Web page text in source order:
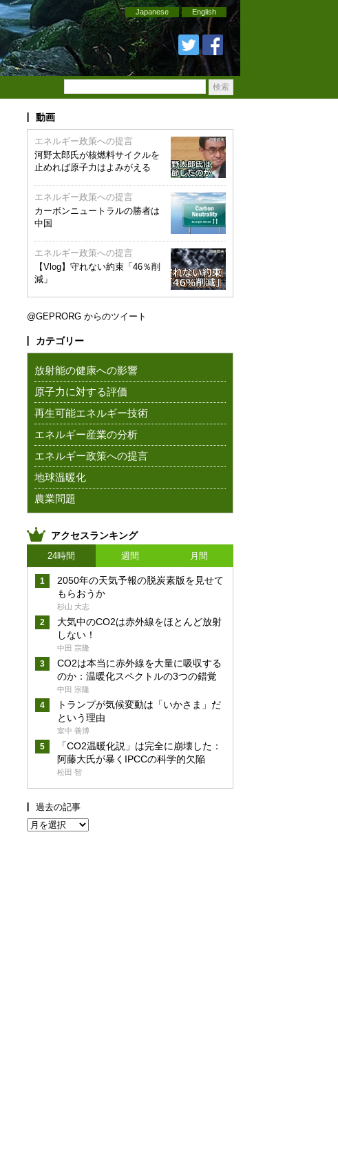
Japanese English
動画
エネルギー政策への提言
河野太郎氏が核燃料サイクルを
止めれば原子力はよみがえる
エネルギー政策への提言
カーボンニュートラルの勝者は
中国
エネルギー政策への提言
【Vlog】守れない約束「46％削
減」
@GEPRORG からのツイート
カテゴリー
放射能の健康への影響
原子力に対する評価
再生可能エネルギー技術
エネルギー産業の分析
エネルギー政策への提言
地球温暖化
農業問題
アクセスランキング
24時間 週間 月間
2050年の天気予報の脱炭素版を見せて
もらおうか
杉山 大志
大気中のCO2は赤外線をほとんど放射
しない！
中田 宗隆
CO2は本当に赤外線を大量に吸収する
のか：温暖化スペクトルの3つの錯覚
中田 宗隆
トランプが気候変動は「いかさま」だ
という理由
室中 善博
「CO2温暖化説」は完全に崩壊した：
阿藤大氏が暴くIPCCの科学的欠陥
松田 智
過去の記事